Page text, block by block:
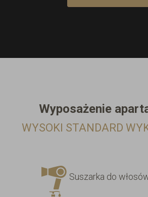
Wyposażenie
WYSOKI STANDARD
Suszarka do